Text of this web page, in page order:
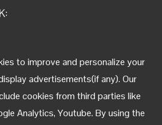
to improve and personalize your
advertisements(if any). Our
cookies from third parties like
Analytics, Youtube. By using the